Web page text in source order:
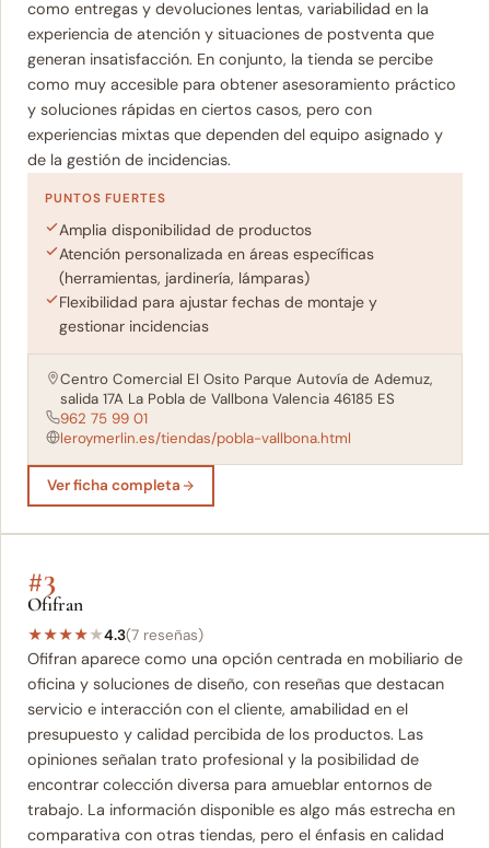
como entregas y devoluciones lentas, variabilidad en la
experiencia de atención y situaciones de postventa que
generan insatisfacción. En conjunto, la tienda se percibe
como muy accesible para obtener asesoramiento práctico
y soluciones rápidas en ciertos casos, pero con
experiencias mixtas que dependen del equipo asignado y
de la gestión de incidencias.
PUNTOS FUERTES
Amplia disponibilidad de productos
Atención personalizada en áreas específicas
(herramientas, jardinería, lámparas)
Flexibilidad para ajustar fechas de montaje y
gestionar incidencias
Centro Comercial El Osito Parque Autovía de Ademuz,
salida 17A La Pobla de Vallbona Valencia 46185 ES
962 75 99 01
leroymerlin.es/tiendas/pobla-vallbona.html
Ver ficha completa
#3
Ofifran
★★★★★4.3(7 reseñas)
Ofifran aparece como una opción centrada en mobiliario de
oficina y soluciones de diseño, con reseñas que destacan
servicio e interacción con el cliente, amabilidad en el
presupuesto y calidad percibida de los productos. Las
opiniones señalan trato profesional y la posibilidad de
encontrar colección diversa para amueblar entornos de
trabajo. La información disponible es algo más estrecha en
comparativa con otras tiendas, pero el énfasis en calidad